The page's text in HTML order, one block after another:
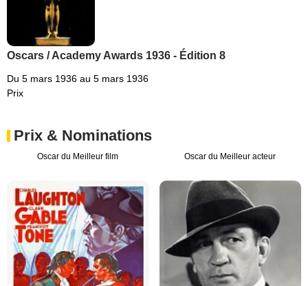
Oscars / Academy Awards 1936 - Édition 8
Du 5 mars 1936 au 5 mars 1936
Prix
Prix & Nominations
Oscar du Meilleur film Oscar du Meilleur acteur